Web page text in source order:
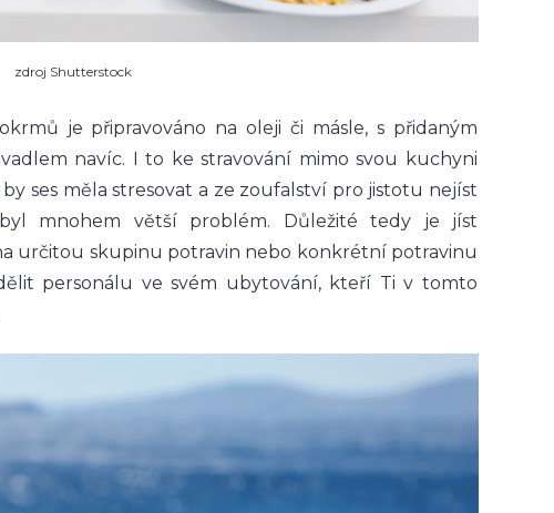
zdroj Shutterstock
je připravováno na oleji či másle, s přidaným
navíc. I to ke stravování mimo svou kuchyni
ses měla stresovat a ze zoufalství pro jistotu nejíst
mnohem větší problém. Důležité tedy je jíst
určitou skupinu potravin nebo konkrétní potravinu
personálu ve svém ubytování, kteří Ti v tomto